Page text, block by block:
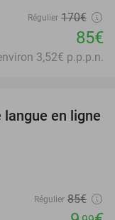
Régulier 170€
85€
3,52€ p.p.p.n.
88%
langue en ligne
Régulier 85€